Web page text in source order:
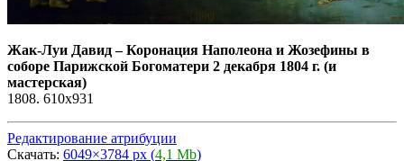
Жак-Луи Давид–Коронация Наполеона и Жозефины в
соборе Парижской Богоматери 2 декабря 1804 г. (и
мастерская)
1808. 610x931
Редактирование атрибуции
Скачать: 6049×3784 px (4,1 Mb)